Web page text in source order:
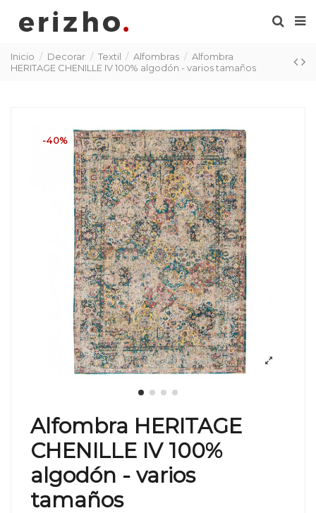
Inicio Decorar Textil Alfombras
Alfombra
HERITAGE CHENILLE IV 100% algodón - varios tamaños
-40%
Alfombra HERITAGE
CHENILLE IV 100%
algodón - varios
tamaños